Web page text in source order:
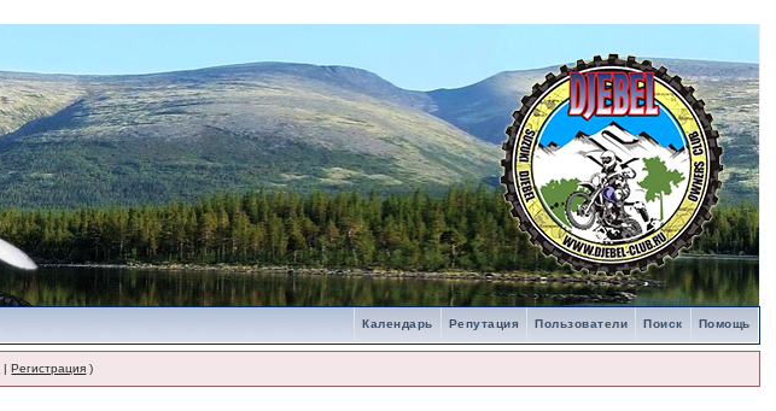
Помощь
Поиск
Пользователи
Репутация
Календарь
|Регистрация )